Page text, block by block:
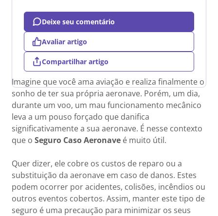
Imagine que você ama aviação e realiza finalmente o
sonho de ter sua própria aeronave. Porém, um dia,
durante um voo, um mau funcionamento mecânico
leva a um pouso forçado que danifica
significativamente a sua aeronave. É nesse contexto
que o Seguro Caso Aeronave é muito útil.
Quer dizer, ele cobre os custos de reparo ou a
substituição da aeronave em caso de danos. Estes
podem ocorrer por acidentes, colisões, incêndios ou
outros eventos cobertos. Assim, manter este tipo de
seguro é uma precaução para minimizar os seus
Deixe seu comentário
Avaliar artigo
Compartilhar artigo